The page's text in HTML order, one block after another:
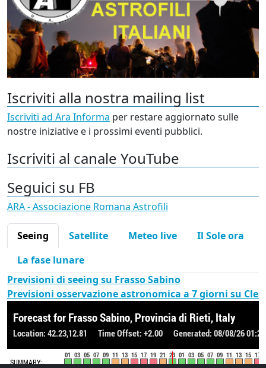
Iscriviti alla nostra mailing list
Iscriviti ad Ara Informa per restare aggiornato sulle
nostre iniziative e i prossimi eventi pubblici.
Iscriviti al canale YouTube
Seguici su FB
ARA - Associazione Romana Astrofili
Seeing Satellite Meteo live
Il Sole ora
La fase lunare
Previsioni di seeing su Frasso Sabino
Previsioni osservazione astronomica a 7 giorni su